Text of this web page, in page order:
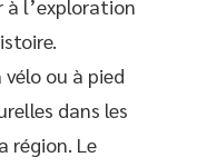
à l’exploration
ou à pied
dans les
région. Le